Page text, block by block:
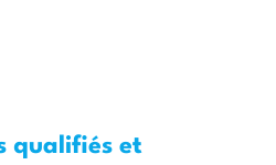
qualifiés et